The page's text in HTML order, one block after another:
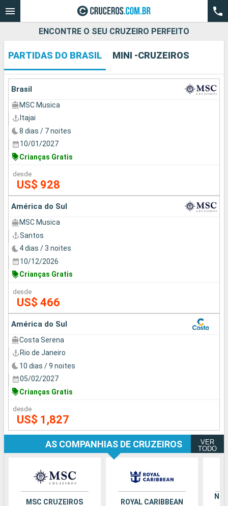
Data de partida
ENCONTRE O SEU CRUZEIRO PERFEITO
PARTIDAS DO BRASIL MINI -CRUZEIROS
Brasil
MSC Musica
Itajai
8 dias / 7 noites
10/01/2027
Crianças Gratis
desde
US$ 928
América do Sul
MSC Musica
Santos
4 dias / 3 noites
10/12/2026
Crianças Gratis
desde
US$ 466
América do Sul
Costa Serena
Rio de Janeiro
10 dias / 9 noites
05/02/2027
Crianças Gratis
desde
US$ 1,827
AS COMPANHIAS DE CRUZEIROS
VER
TODO
MSC CRUZEIROS ROYAL CARIBBEAN